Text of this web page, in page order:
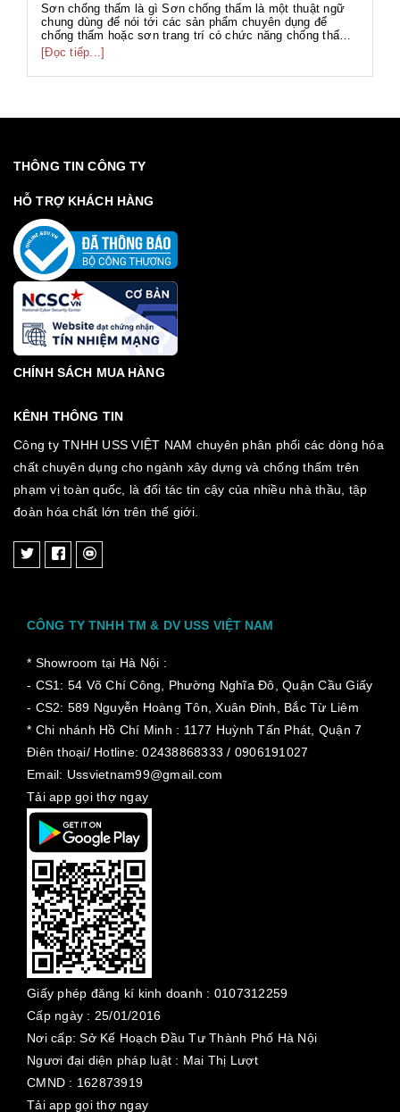
Sơn chống thấm là gì Sơn chống thấm là một thuật ngữ
chung dùng để nói tới các sản phẩm chuyên dụng để
chống thấm hoặc sơn trang trí có chức năng chống thấm.
Với thành phần đa dạng như gốc PU, gốc Acrylic, gốc Xi
măng... phục vụ nhiều hạng mục công trình với nhiều mục
đích khác nhau. Sơn chố...
[Đọc tiếp...]
THÔNG TIN CÔNG TY
HỖ TRỢ KHÁCH HÀNG
CHÍNH SÁCH MUA HÀNG
KÊNH THÔNG TIN
Công ty TNHH USS VIỆT NAM chuyên phân phối các dòng hóa
chất chuyên dụng cho ngành xây dựng và chống thấm trên
phạm vị toàn quốc, là đối tác tin cậy của nhiều nhà thầu, tập
đoàn hóa chất lớn trên thế giới.
CÔNG TY TNHH TM & DV USS VIỆT NAM
* Showroom tại Hà Nội :
- CS1: 54 Võ Chí Công, Phường Nghĩa Đô, Quận Cầu Giấy
- CS2: 589 Nguyễn Hoàng Tôn, Xuân Đỉnh, Bắc Từ Liêm
* Chi nhánh Hồ Chí Minh : 1177 Huỳnh Tấn Phát, Quận 7
Điên thoại/ Hotline: 02438868333 / 0906191027
Email: Ussvietnam99@gmail.com
Tải app gọi thợ ngay
Giấy phép đăng kí kinh doanh : 0107312259
Cấp ngày : 25/01/2016
Nơi cấp: Sở Kế Hoạch Đầu Tư Thành Phố Hà Nội
Ngươi đại diện pháp luật : Mai Thị Lượt
CMND : 162873919
Tải app gọi thợ ngay